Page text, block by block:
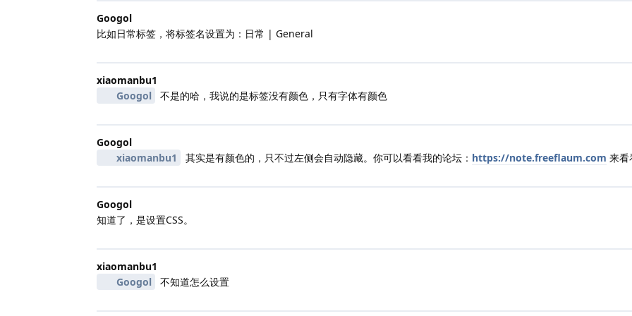
Googol
比如日常标签，将标签名设置为：日常 | General
xiaomanbu1
Googol
不是的哈，我说的是标签没有颜色，只有字体有颜色
Googol
xiaomanbu1
其实是有颜色的，只不过左侧会自动隐藏。你可以看看我的论坛： https://note.freeflaum.com 来看
Googol
知道了，是设置CSS。
xiaomanbu1
Googol
不知道怎么设置